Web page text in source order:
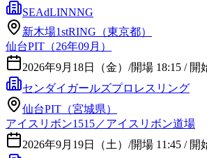
SEAdLINNNG
新木場1stRING（東京都）
仙台PIT（26年09月）
2026年9月18日（金） /開場 18:15 / 開
センダイガールズプロレスリング
仙台PIT（宮城県）
アイスリボン1515／アイスリボン道場
2026年9月19日（土） /開場 11:45 / 開